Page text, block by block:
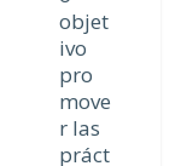
objet
ivo
pro
move
r las
práct